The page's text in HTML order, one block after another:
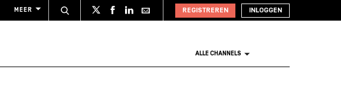
MEER REGISTREREN INLOGGEN
ALLE CHANNELS